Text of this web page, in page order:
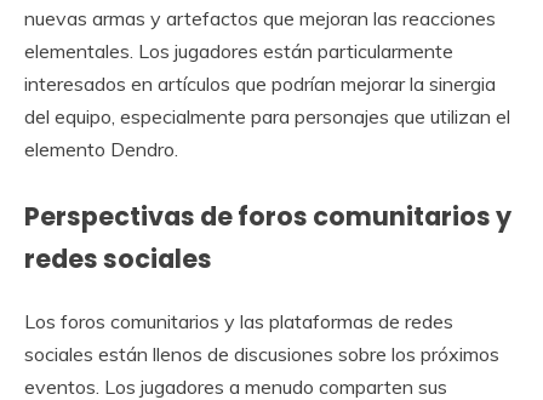
nuevas armas y artefactos que mejoran las reacciones
elementales. Los jugadores están particularmente
interesados en artículos que podrían mejorar la sinergia
del equipo, especialmente para personajes que utilizan el
elemento Dendro.
Perspectivas de foros comunitarios y
redes sociales
Los foros comunitarios y las plataformas de redes
sociales están llenos de discusiones sobre los próximos
eventos. Los jugadores a menudo comparten sus